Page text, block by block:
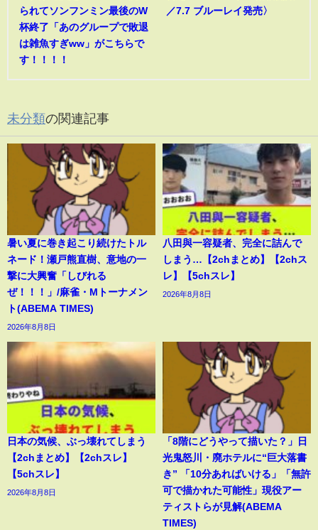
られてソンフンミン最後のW
杯終了「あのグループで敗退
は雑魚すぎww」がこちらで
す！！！！
／7.7 ブルーレイ発売〉
未分類の関連記事
暑い夏に巻き起こり続けたトル
ネード！瀬戸熊直樹、意地の一
撃に大興奮「しびれる
ぜ！！！」/麻雀・Mトーナメン
ト(ABEMA TIMES)
2026年8月8日
八田與一容疑者、完全に詰んで
しまう…【2chまとめ】【2chス
レ】【5chスレ】
2026年8月8日
日本の気候、ぶっ壊れてしまう
【2chまとめ】【2chスレ】
【5chスレ】
2026年8月8日
「8階にどうやって描いた？」日
光鬼怒川・廃ホテルに“巨大落書
き” 「10分あればいける」「無許
可で描かれた可能性」現役アー
ティストらが見解(ABEMA
TIMES)